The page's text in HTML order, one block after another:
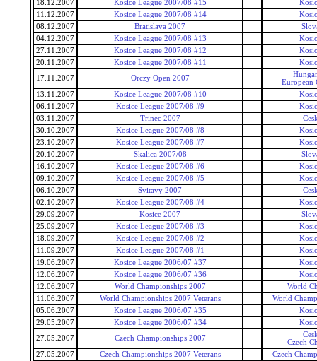
18.12.2007
Kosice League 2007/08 #15
11.12.2007
Kosice League 2007/08 #14
08.12.2007
Bratislava 2007
04.12.2007
Kosice League 2007/08 #13
27.11.2007
Kosice League 2007/08 #12
20.11.2007
Kosice League 2007/08 #11
17.11.2007
Orczy Open 2007
European
13.11.2007
Kosice League 2007/08 #10
06.11.2007
Kosice League 2007/08 #9
03.11.2007
Trinec 2007
30.10.2007
Kosice League 2007/08 #8
23.10.2007
Kosice League 2007/08 #7
20.10.2007
Skalica 2007/08
16.10.2007
Kosice League 2007/08 #6
09.10.2007
Kosice League 2007/08 #5
06.10.2007
Svitavy 2007
02.10.2007
Kosice League 2007/08 #4
29.09.2007
Kosice 2007
25.09.2007
Kosice League 2007/08 #3
18.09.2007
Kosice League 2007/08 #2
11.09.2007
Kosice League 2007/08 #1
19.06.2007
Kosice League 2006/07 #37
12.06.2007
Kosice League 2006/07 #36
12.06.2007
World Championships 2007
World
11.06.2007
World Championships 2007 Veterans
World
05.06.2007
Kosice League 2006/07 #35
29.05.2007
Kosice League 2006/07 #34
27.05.2007
Czech Championships 2007
Czech
27.05.2007
Czech Championships 2007 Veterans Czech